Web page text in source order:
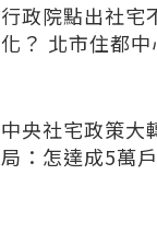
行政院點出社宅
化？ 北市住都
中央社宅政策大
局：怎達成5萬